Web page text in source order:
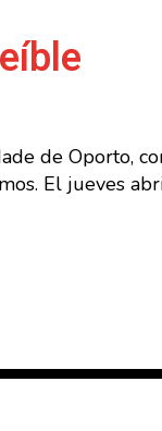
de Oporto,
El jueves